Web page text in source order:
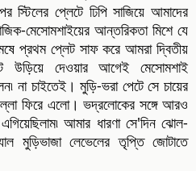
স্টিলের প্লেটে ঢিপি সাজিয়ে আমাদের
মেসোমশাইয়ের আন্তরিকতা মিশে যে
প্রথম প্লেট সাফ করে আমরা দ্বিতীয়
উড়িয়ে দেওয়ার আগেই মেসোমশাই
না চাইতেই। মুড়ি-ভরা পেটে সে চায়ের
ফিরে এলো। ভদ্রলোকের সঙ্গে আরও
আমার ধারণা সে'দিন ঝোল-
মুড়িভাজা লেভেলের তৃপ্তি জোটাতে